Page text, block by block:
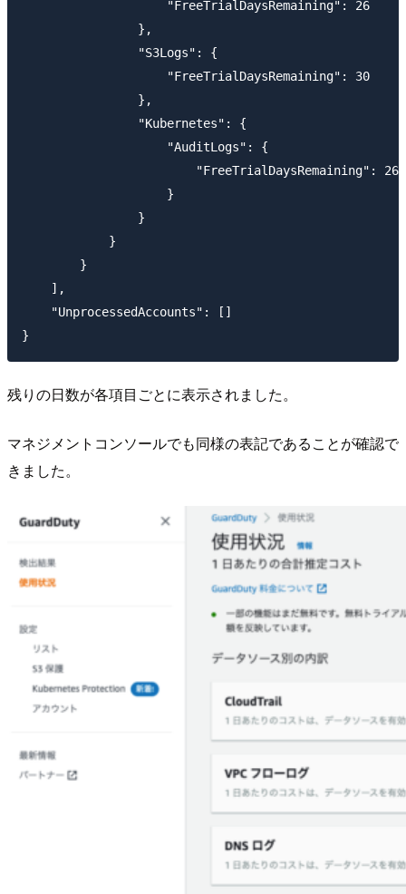
                    "FreeTrialDaysRemaining": 26
                },
                "S3Logs": {
                    "FreeTrialDaysRemaining": 30
                },
                "Kubernetes": {
                    "AuditLogs": {
                        "FreeTrialDaysRemaining": 26
                    }
                }
            }
        }
    ],
    "UnprocessedAccounts": []
}
残りの日数が各項目ごとに表示されました。
マネジメントコンソールでも同様の表記であることが確認で
きました。